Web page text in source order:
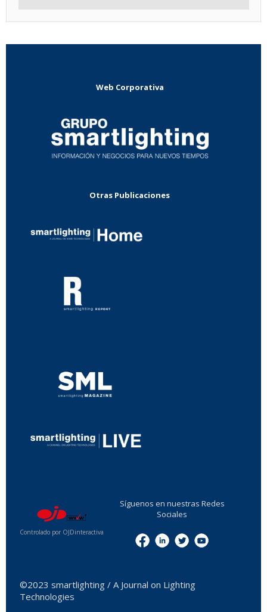
Web Corporativa
Otras Publicaciones
Controlado por OJDinteractiva
Síguenos en nuestras Redes
Sociales
©2023 smartlighting / A Journal on Lighting
Technologies